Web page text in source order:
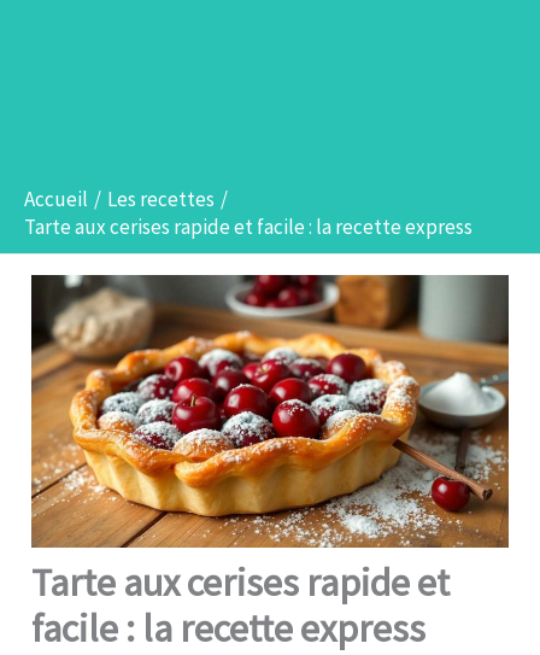
Accueil
Les recettes
Tarte aux cerises rapide et facile : la recette express
Tarte aux cerises rapide et
facile : la recette express